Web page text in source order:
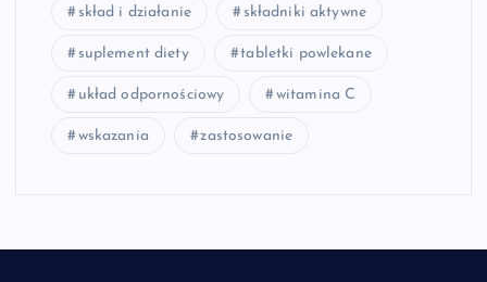
skład i działanie składniki aktywne
suplement diety tabletki powlekane
układ odpornościowy witamina C
wskazania zastosowanie